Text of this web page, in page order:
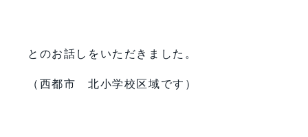
とのお話しをいただきました。
（西都市 北小学校区域です）